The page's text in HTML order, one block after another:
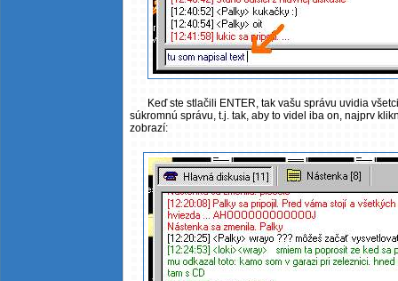
Keď ste stlačili ENTER, tak vašu správu uvidia
súkromnú správu, t.j. tak, aby to videl iba on, najprv
zobrazí: